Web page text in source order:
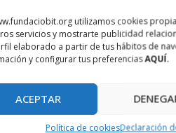
utilizamos cookies
servicios y mostrarte publicidad
elaborado a partir de tus hábitos de
y configurar tus preferenciasAQUÍ.
ACEPTAR
Política de cookiesDeclaración